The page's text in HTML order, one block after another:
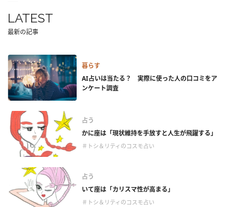
LATEST
最新の記事
暮らす
AI占いは当たる？ 実際に使った人の口コミをア
ンケート調査
占う
かに座は「現状維持を手放すと人生が飛躍する」
＃トシ＆リティのコスモ占い
占う
いて座は「カリスマ性が高まる」
＃トシ＆リティのコスモ占い